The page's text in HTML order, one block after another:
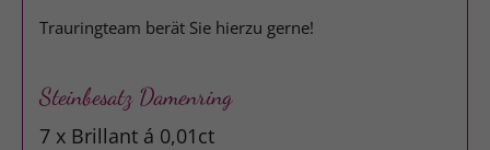
Trauringteam berät Sie hierzu gerne!
Steinbesatz Damenring
7 x Brillant á 0,01ct